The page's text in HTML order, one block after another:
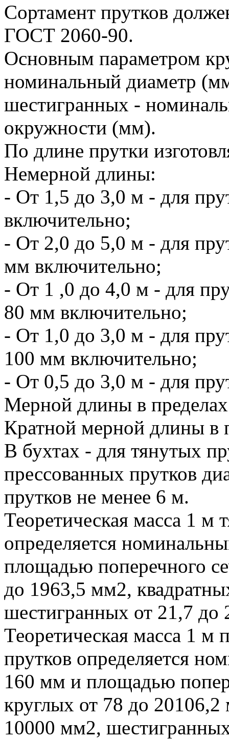
Сортамент прутков
ГОСТ 2060-90.
Основным параметром
номинальный диаметр
шестигранных -
окружности (мм).
По длине прутки
Немерной длины:
- От 1,5 до 3,0 м - для
включительно;
- От 2,0 до 5,0 м - для
мм включительно;
- От 1 ,0 до 4,0 м - для
80 мм включительно;
- От 1,0 до 3,0 м - для
100 мм включительно;
- От 0,5 до 3,0 м - для
Мерной длины в
Кратной мерной длины в
В бухтах - для тянутых
прессованных прутков
прутков не менее 6 м.
Теоретическая масса 1 м
определяется
площадью поперечного
до 1963,5 мм2,
шестигранных от 21,7 до
Теоретическая масса 1 м
прутков определяется
160 мм и площадью
круглых от 78 до
10000 мм2,